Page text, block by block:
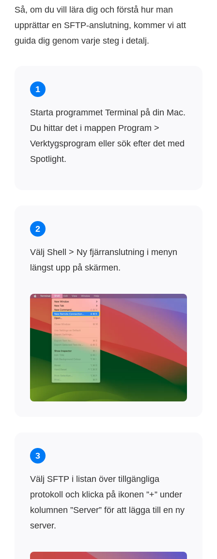
Så, om du vill lära dig och förstå hur man
upprättar en SFTP-anslutning, kommer vi att
guida dig genom varje steg i detalj.
1
Starta programmet Terminal på din Mac.
Du hittar det i mappen Program >
Verktygsprogram eller sök efter det med
Spotlight.
2
Välj Shell > Ny fjärranslutning i menyn
längst upp på skärmen.
3
Välj SFTP i listan över tillgängliga
protokoll och klicka på ikonen ”+” under
kolumnen ”Server” för att lägga till en ny
server.